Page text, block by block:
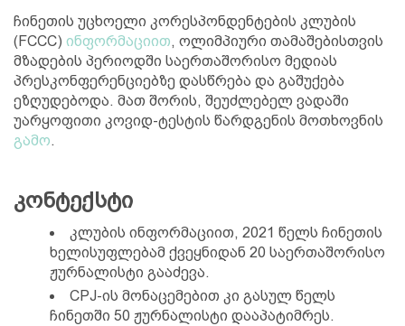
ჩინეთის უცხოელი კორესპონდენტების კლუბის
(FCCC) ინფორმაციით, ოლიმპიური თამაშებისთვის
მზადების პერიოდში საერთაშორისო მედიას
პრესკონფერენციებზე დასწრება და გაშუქება
ეზღუდებოდა. მათ შორის, შეუძლებელ ვადაში
უარყოფითი კოვიდ-ტესტის წარდგენის მოთხოვნის
გამო.
კონტექსტი
კლუბის ინფორმაციით, 2021 წელს ჩინეთის
ხელისუფლებამ ქვეყნიდან 20 საერთაშორისო
ჟურნალისტი გააძევა.
CPJ-ის მონაცემებით კი გასულ წელს
ჩინეთში 50 ჟურნალისტი დააპატიმრეს.